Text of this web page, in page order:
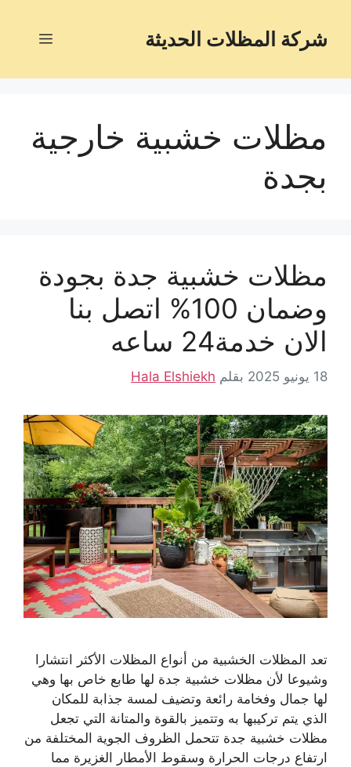
شركة المظلات الحديثة
مظلات خشبية خارجية
بجدة
مظلات خشبية جدة بجودة
وضمان 100% اتصل بنا
الان خدمة24 ساعه
18 يونيو 2025 بقلم Hala Elshiekh
تعد المظلات الخشبية من أنواع المظلات الأكثر انتشارا
وشيوعا لأن مظلات خشبية جدة لها طابع خاص بها وهي
لها جمال وفخامة رائعة وتضيف لمسة جذابة للمكان
الذي يتم تركيبها به وتتميز بالقوة والمتانة التي تجعل
مظلات خشبية جدة تتحمل الظروف الجوية المختلفة من
ارتفاع درجات الحرارة وسقوط الأمطار الغزيرة مما